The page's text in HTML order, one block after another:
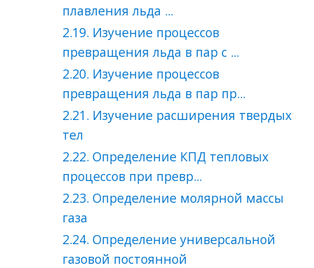
плавления льда ...
2.19. Изучение процессов
превращения льда в пар с ...
2.20. Изучение процессов
превращения льда в пар пр...
2.21. Изучение расширения твердых
тел
2.22. Определение КПД тепловых
процессов при превр...
2.23. Определение молярной массы
газа
2.24. Определение универсальной
газовой постоянной